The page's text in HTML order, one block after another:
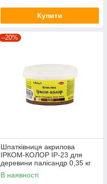
Купити
–20%
Шпатківниця акрилова
ІРКОМ-КОЛОР IP-23 для
деревини палісандр 0,35 кг
В наявності